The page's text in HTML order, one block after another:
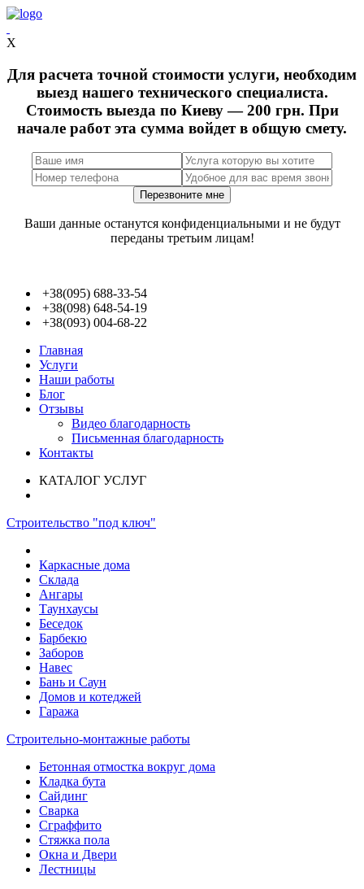
X
Для расчета точной стоимости услуги, необходим
выезд нашего технического специалиста.
Стоимость выезда по Киеву — 200 грн. При
начале работ эта сумма войдет в общую смету.
Ваши данные останутся конфиденциальными и не будут
переданы третьим лицам!
+38(095) 688-33-54
+38(098) 648-54-19
+38(093) 004-68-22
Главная
Услуги
Наши работы
Блог
Отзывы
Видео благодарность
Письменная благодарность
Контакты
КАТАЛОГ УСЛУГ
Строительство "под ключ"
Каркасные дома
Склада
Ангары
Таунхаусы
Беседок
Барбекю
Заборов
Навес
Бань и Саун
Домов и котеджей
Гаража
Строительно-монтажные работы
Бетонная отмостка вокруг дома
Кладка бута
Сайдинг
Сварка
Сграффито
Стяжка пола
Окна и Двери
Лестницы